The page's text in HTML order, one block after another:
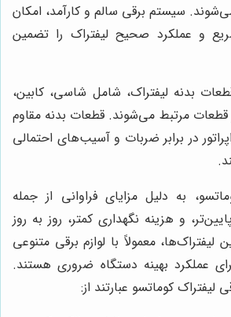
سیستم برقی سالم و کارآمد، امکان
و عملکرد صحیح لیفتراک را تضمین
بدنه لیفتراک، شامل شاسی، کابین،
مرتبط می‌شوند. قطعات بدنه مقاوم
در برابر ضربات و آسیب‌های احتمالی
به دلیل مزایای فراوانی از جمله
و هزینه نگهداری کمتر، روز به روز
معمولاً با لوازم برقی متنوعی
عملکرد بهینه دستگاه ضروری هستند.
لیفتراک کوماتسو عبارتند از: